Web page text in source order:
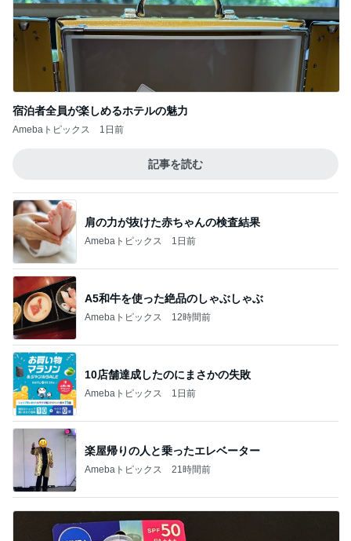
宿泊者全員が楽しめるホテルの魅力
Amebaトピックス 1日前
記事を読む
肩の力が抜けた赤ちゃんの検査結果
Amebaトピックス 1日前
A5和牛を使った絶品のしゃぶしゃぶ
Amebaトピックス 12時間前
10店舗達成したのにまさかの失敗
Amebaトピックス 1日前
楽屋帰りの人と乗ったエレベーター
Amebaトピックス 21時間前